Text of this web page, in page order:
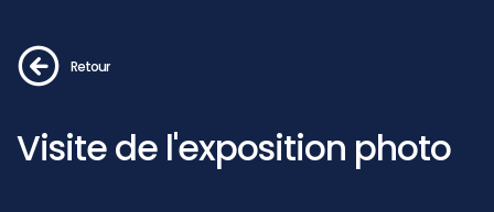
Retour
Visite de l'exposition photo